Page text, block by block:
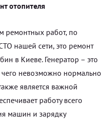
отопителя
ремонтных работ, по
нашей сети, это ремонт
в Киеве. Генератор – это
невозможно нормально
является важной
работу всего
машин и зарядку